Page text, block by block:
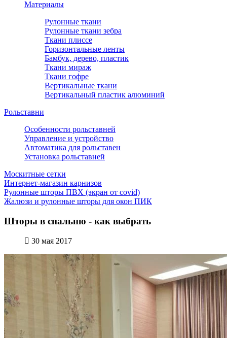
Материалы
Рулонные ткани
Рулонные ткани зебра
Ткани плиссе
Горизонтальные ленты
Бамбук, дерево, пластик
Ткани мираж
Ткани гофре
Вертикальные ткани
Вертикальный пластик алюминий
Рольставни
Особенности рольставней
Управление и устройство
Автоматика для рольставен
Установка рольставней
Москитные сетки
Интернет-магазин карнизов
Рулонные шторы ПВХ (экран от covid)
Жалюзи и рулонные шторы для окон ПИК
Шторы в спальню - как выбрать
30 мая 2017